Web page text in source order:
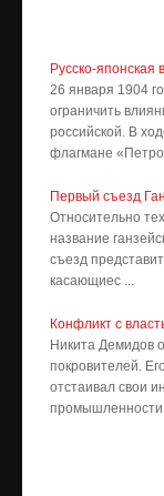
Русско-японская
26 января 1904
ограничить
российской. В
флагмане
Первый съезд
Относительно
название
съезд
касающиес ...
Конфликт с
Никита Демидов
покровителей.
отстаивал свои